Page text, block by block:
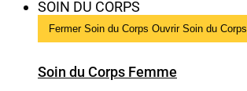
SOIN DU CORPS
Fermer Soin du Corps Ouvrir Soin du Corps
Soin du Corps Femme